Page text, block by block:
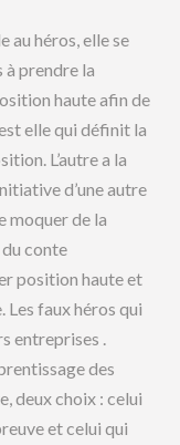
au héros, elle se
à prendre la
haute afin de
elle qui définit la
L’autre a la
d’une autre
moquer de la
conte
position haute et
Les faux héros qui
entreprises .
des
deux choix : celui
et celui qui